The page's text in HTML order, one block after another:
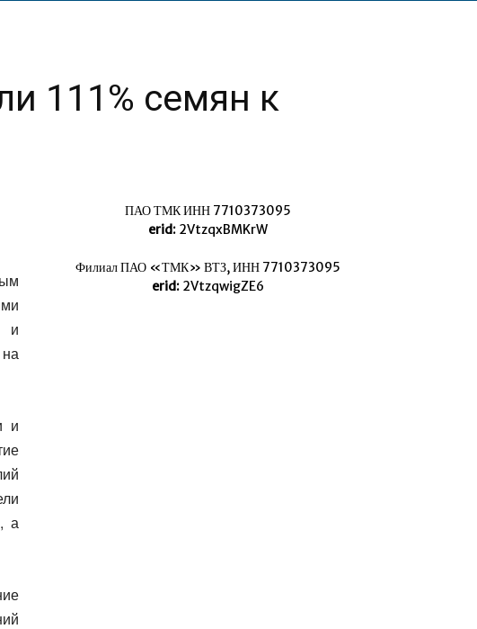
111% семян к
и
и
а
ПАО ТМК ИНН 7710373095
erid:2VtzqxBMKrW
Филиал ПАО «ТМК» ВТЗ, ИНН 7710373095
erid:2VtzqwigZE6